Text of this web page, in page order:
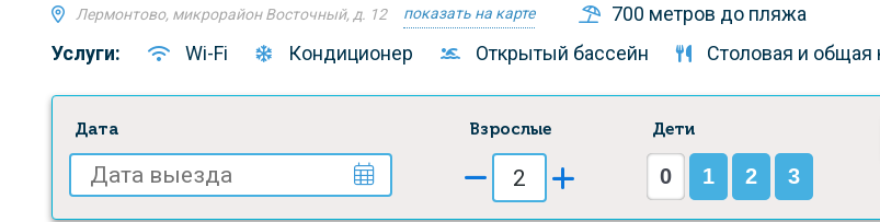
Лермонтово, микрорайон Восточный, д. 12 показать на карте
700 метров до пляжа
Услуги:
Wi-Fi Кондиционер Открытый бассейн Столовая и общая
Дата Взрослые Дети
0 1 2 3